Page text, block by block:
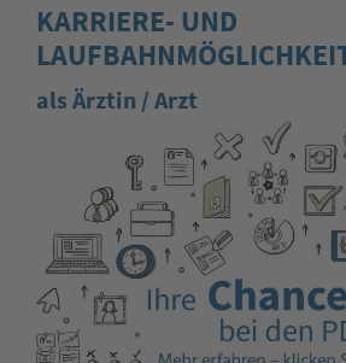
KARRIERE- UND
als Ärztin / Arzt